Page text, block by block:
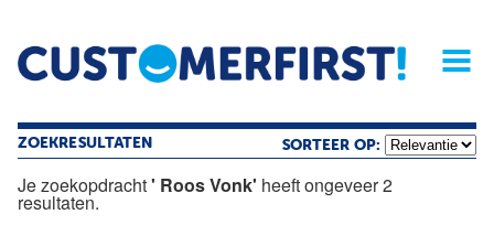
Home Opinie Archief
Magazine
ZOEKRESULTATEN SORTEER OP:
Je zoekopdracht' Roos Vonk' heeft ongeveer 2
resultaten.